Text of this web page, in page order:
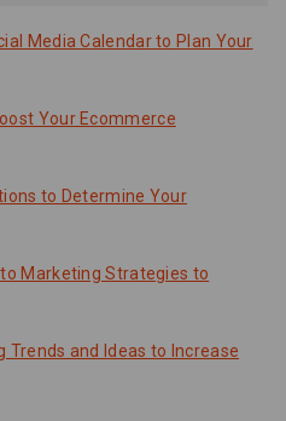
Media Calendar to Plan Your
Your Ecommerce
to Determine Your
Marketing Strategies to
Trends and Ideas to Increase